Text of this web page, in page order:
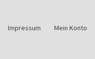
Impressum Mein Konto